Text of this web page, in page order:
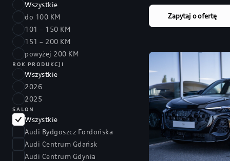
Wszystkie
do 100 KM
101 – 150 KM
151 – 200 KM
powyżej 200 KM
ROK PRODUKCJI
Wszystkie
2026
2025
SALON
Wszystkie
Audi Bydgoszcz Fordońska
Audi Centrum Gdańsk
Audi Centrum Gdynia
Zapytaj o ofertę